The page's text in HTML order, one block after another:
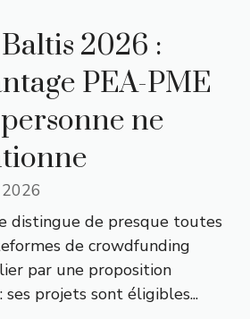
2026 :
PEA-PME
ne
distingue de presque toutes
de crowdfunding
par une proposition
ses projets sont éligibles...